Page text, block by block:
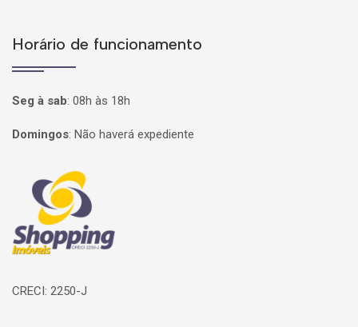
Horário de funcionamento
Seg à sab: 08h às 18h
Domingos: Não haverá expediente
Página inicial
CRECI: 2250-J